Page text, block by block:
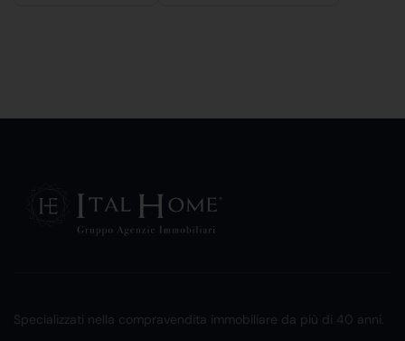
Specializzati nella compravendita immobiliare da più di 40 anni.